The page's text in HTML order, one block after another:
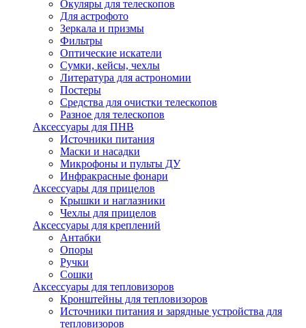
Окуляры для телескопов
Для астрофото
Зеркала и призмы
Фильтры
Оптические искатели
Сумки, кейсы, чехлы
Литература для астрономии
Постеры
Средства для очистки телескопов
Разное для телескопов
Аксессуары для ПНВ
Источники питания
Маски и насадки
Микрофоны и пульты ДУ
Инфракрасные фонари
Аксессуары для прицелов
Крышки и наглазники
Чехлы для прицелов
Аксессуары для креплений
Антабки
Опоры
Ручки
Сошки
Аксессуары для тепловизоров
Кронштейны для тепловизоров
Источники питания и зарядные устройства для
тепловизоров